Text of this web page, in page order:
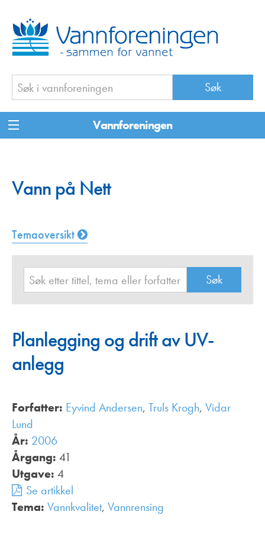
Vannforeningen
Vann på Nett
Temaoversikt
Planlegging og drift av UV-
anlegg
Forfatter: Eyvind Andersen, Truls Krogh, Vidar
Lund
År: 2006
Årgang: 41
Utgave: 4
Se artikkel
Tema: Vannkvalitet, Vannrensing